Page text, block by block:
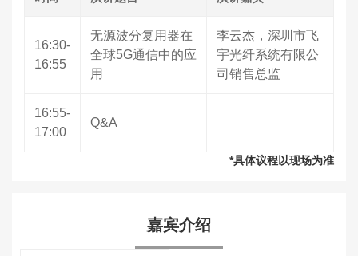
16:30-
16:55
无源波分复用器在
全球5G通信中的应
用
李云杰，深圳市飞
宇光纤系统有限公
司销售总监
16:55-
17:00
Q&A
*具体议程以现场为准
嘉宾介绍